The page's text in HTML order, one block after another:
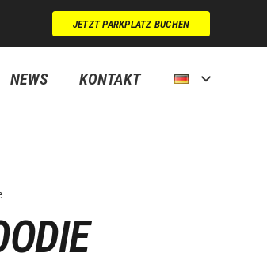
JETZT PARKPLATZ BUCHEN
NEWS KONTAKT